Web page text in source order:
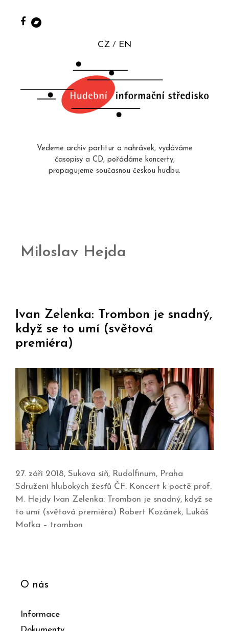
CZ EN
Vedeme archiv partitur a nahrávek, vydáváme
časopisy a CD, pořádáme koncerty,
propagujeme současnou českou hudbu.
Miloslav Hejda
Ivan Zelenka: Trombon je snadný,
když se to umí (světová
premiéra)
27. září 2018, Sukova síň, Rudolfinum, Praha
Sdružení hlubokých žesťů ČF: Koncert k poctě prof.
M. Hejdy Ivan Zelenka: Trombon je snadný, když se
to umí (světová premiéra) Robert Kozánek, Lukáš
Moťka – trombon
O nás
Informace